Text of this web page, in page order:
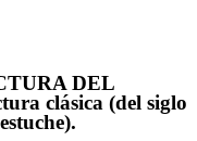
DEL
clásica (del siglo